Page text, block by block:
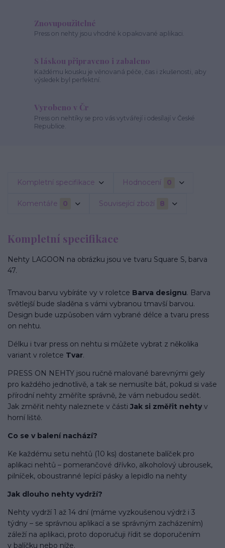
Znovupoužitelné
Press on nehty jsou vhodné k opakované aplikaci.
S láskou připraveno i zabaleno
Každému kousku je věnovaná péče, čas i zkušenosti, aby
výsledek byl perfektní.
Vyrobeno v Čr
Press on nehtíky se pro vás vytvářejí i odesílají v České
Republice.
Kompletní specifikace Hodnocení 0
Komentáře 0 Související zboží 8
Kompletní specifikace
Nehty LAGOON na obrázku jsou ve tvaru Square S, barva
47.
Tmavou barvu vybíráte vy v roletce Barva designu. Barva
světlejší bude sladěna s vámi vybranou tmavší barvou.
Design bude uzpůsoben vám vybrané délce a tvaru press
on nehtu.
Délku i tvar press on nehtu si můžete vybrat z několika
variant v roletce Tvar.
PRESS ON NEHTY jsou ručně malované barevnými gely
pro každého jednotlivě, a tak se nemusíte bát, pokud si vaše
přírodní nehty změříte správně, že vám nebudou sedět.
Jak změřit nehty naleznete v části Jak si změřit nehty v
horní liště.
Co se v balení nachází?
Ke každému setu nehtů (10 ks) dostanete balíček pro
aplikaci nehtů – pomerančové dřívko, alkoholový ubrousek,
pilníček, oboustranné lepící pásky a lepidlo na nehty
Jak dlouho nehty vydrží?
Nehty vydrží 1 až 14 dní (máme vyzkoušenou výdrž i 3
týdny – se správnou aplikací a se správným zacházením)
záleží na aplikaci, proto doporučuji řídit se doporučením
v balíčku nebo níže.